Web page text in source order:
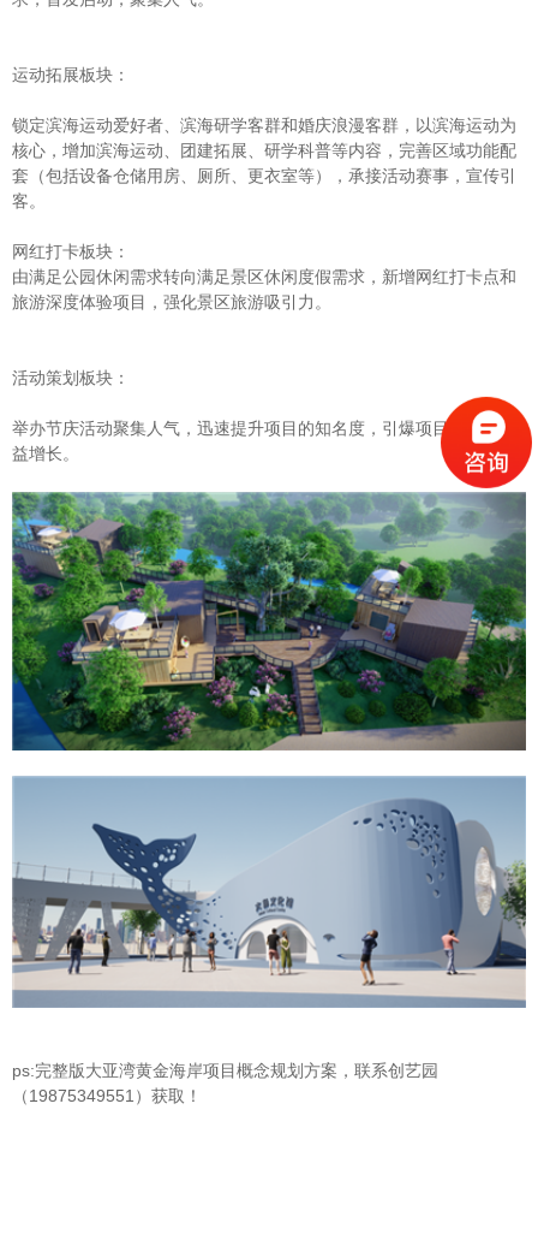
运动拓展板块：
锁定滨海运动爱好者、滨海研学客群和婚庆浪漫客群，以滨海运动为
核心，增加滨海运动、团建拓展、研学科普等内容，完善区域功能配
套（包括设备仓储用房、厕所、更衣室等），承接活动赛事，宣传引
客。
网红打卡板块：
由满足公园休闲需求转向满足景区休闲度假需求，新增网红打卡点和
旅游深度体验项目，强化景区旅游吸引力。
活动策划板块：
举办节庆活动聚集人气，迅速提升项目的知名度，引爆项目，拉动收
益增长。
ps:完整版大亚湾黄金海岸项目概念规划方案，联系创艺园
（19875349551）获取！